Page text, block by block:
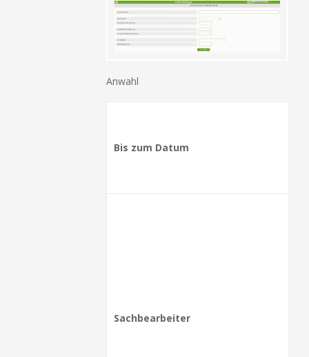
Anwahl
Bis zum Datum
Sachbearbeiter